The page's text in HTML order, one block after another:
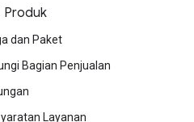
Produk
dan Paket
Bagian Penjualan
Layanan